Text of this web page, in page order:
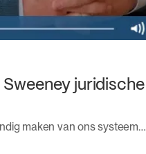
juridische
maken van ons systeem…